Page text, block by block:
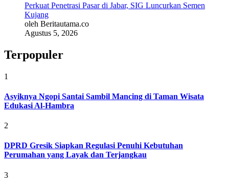
Perkuat Penetrasi Pasar di Jabar, SIG Luncurkan Semen
Kujang
oleh Beritautama.co
Agustus 5, 2026
Terpopuler
1
Asyiknya Ngopi Santai Sambil Mancing di Taman Wisata
Edukasi Al-Hambra
2
DPRD Gresik Siapkan Regulasi Penuhi Kebutuhan
Perumahan yang Layak dan Terjangkau
3